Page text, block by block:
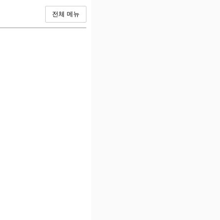
전체 메뉴